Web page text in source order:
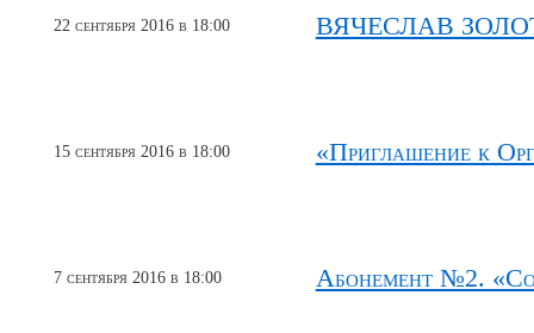
22 сентября 2016 в 18:00 ВЯЧЕСЛАВ
15 сентября 2016 в 18:00 «Приглашение к
7 сентября 2016 в 18:00 Абонемент №2.